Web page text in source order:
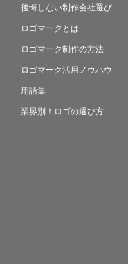
後悔しない制作会社選び
ロゴマークとは
ロゴマーク制作の方法
ロゴマーク活用ノウハウ
用語集
業界別！ロゴの選び方